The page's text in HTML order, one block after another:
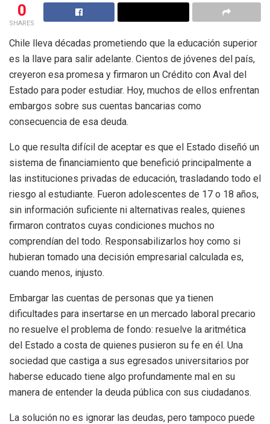
0
SHARES
Chile lleva décadas prometiendo que la educación superior
es la llave para salir adelante. Cientos de jóvenes del país,
creyeron esa promesa y firmaron un Crédito con Aval del
Estado para poder estudiar. Hoy, muchos de ellos enfrentan
embargos sobre sus cuentas bancarias como
consecuencia de esa deuda.
Lo que resulta difícil de aceptar es que el Estado diseñó un
sistema de financiamiento que benefició principalmente a
las instituciones privadas de educación, trasladando todo el
riesgo al estudiante. Fueron adolescentes de 17 o 18 años,
sin información suficiente ni alternativas reales, quienes
firmaron contratos cuyas condiciones muchos no
comprendían del todo. Responsabilizarlos hoy como si
hubieran tomado una decisión empresarial calculada es,
cuando menos, injusto.
Embargar las cuentas de personas que ya tienen
dificultades para insertarse en un mercado laboral precario
no resuelve el problema de fondo: resuelve la aritmética
del Estado a costa de quienes pusieron su fe en él. Una
sociedad que castiga a sus egresados universitarios por
haberse educado tiene algo profundamente mal en su
manera de entender la deuda pública con sus ciudadanos.
La solución no es ignorar las deudas, pero tampoco puede